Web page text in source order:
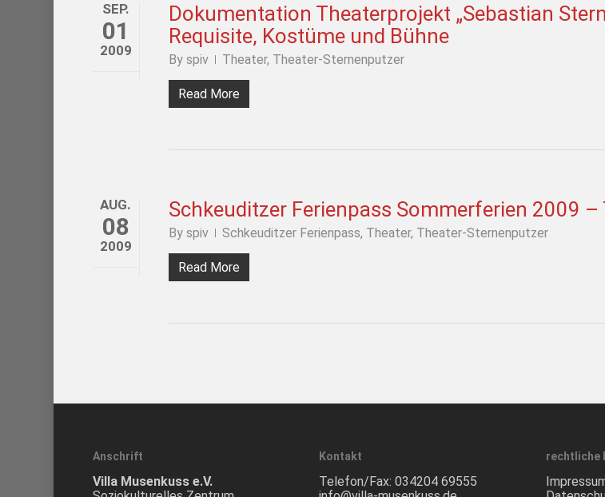
SEP.
01
2009
Dokumentation Theaterprojekt „Sebastian
Requisite, Kostüme und Bühne
By spiv Theater, Theater-Sternenputzer
Read More
AUG.
08
2009
Schkeuditzer Ferienpass Sommerferien 2009
By spiv Schkeuditzer Ferienpass, Theater, Theater-Sternenputzer
Read More
Anschrift
Villa Musenkuss e.V.
Kontakt
Telefon/Fax:034204 69555
rechtliche